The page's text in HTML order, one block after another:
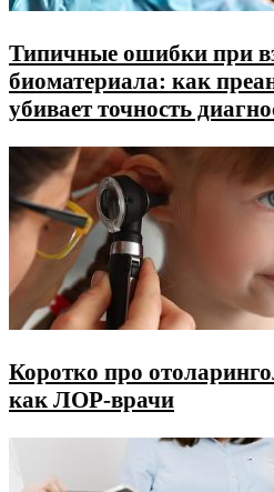
Типичные ошибки при
биоматериала: как
убивает точность
Коротко про
как ЛОР-врачи